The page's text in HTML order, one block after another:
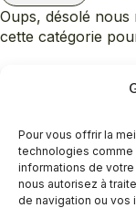
Pour vous offrir la
technologies
informations de
nous autorisez à
de navigation ou vos
Oups, désolé
cette catégorie